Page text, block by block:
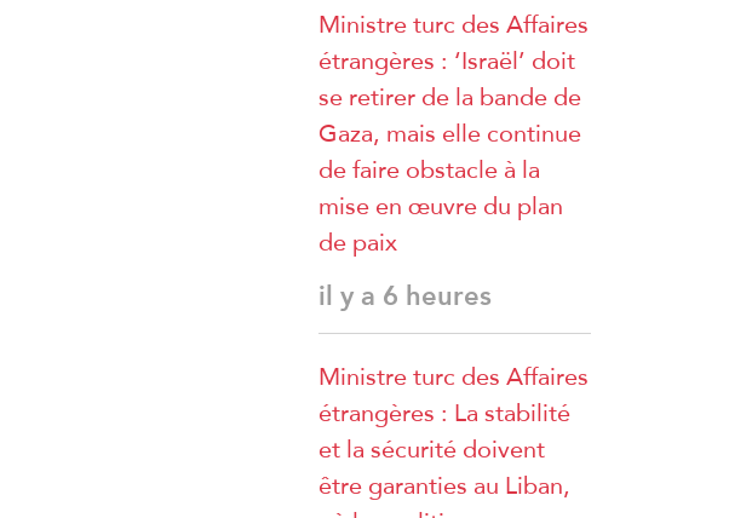
Ministre turc des Affaires
étrangères : ‘Israël’ doit
se retirer de la bande de
Gaza, mais elle continue
de faire obstacle à la
mise en œuvre du plan
de paix
il y a 6 heures
Ministre turc des Affaires
étrangères : La stabilité
et la sécurité doivent
être garanties au Liban,